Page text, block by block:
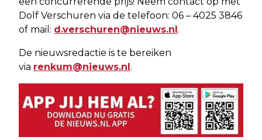
Dolf Verschuren via de telefoon: 06 – 4025 3846
of mail: d.verschuren@nieuws.nl.
De nieuwsredactie is te bereiken
via renkum@nieuws.nl.